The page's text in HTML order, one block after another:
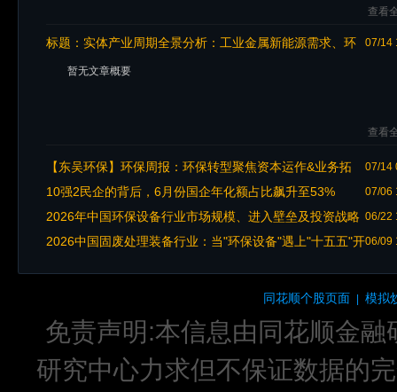
查看
07/14
标题： 实体产业周期全景分析：工业金属新能源需求、环
暂无文章概要
查看
07/14
【东吴环保】环保周报：环保转型聚焦资本运作&业务拓
展；【龙净环保】紫金中报预告再提电动矿卡+矿山绿电
07/06
10强2民企的背后，6月份国企年化额占比飙升至53%
06/22
2026年中国环保设备行业市场规模、进入壁垒及投资战略
研究
06/09
2026中国固废处理装备行业：当"环保设备"遇上"十五五"开
同花顺个股页面 模拟
免责声明:本信息由同花顺金
研究中心力求但不保证数据的